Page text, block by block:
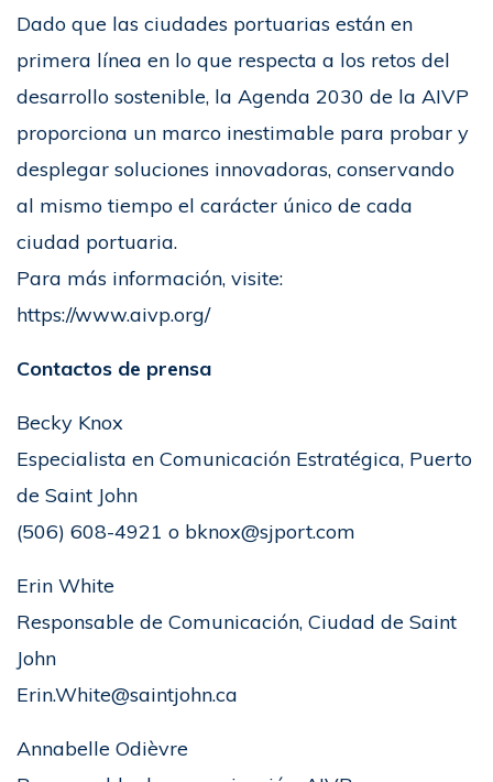
Dado que las ciudades portuarias están en
primera línea en lo que respecta a los retos del
desarrollo sostenible, la Agenda 2030 de la AIVP
proporciona un marco inestimable para probar y
desplegar soluciones innovadoras, conservando
al mismo tiempo el carácter único de cada
ciudad portuaria.
Para más información, visite:
https://www.aivp.org/
Contactos de prensa
Becky Knox
Especialista en Comunicación Estratégica, Puerto
de Saint John
(506) 608-4921 o bknox@sjport.com
Erin White
Responsable de Comunicación, Ciudad de Saint
John
Erin.White@saintjohn.ca
Annabelle Odièvre